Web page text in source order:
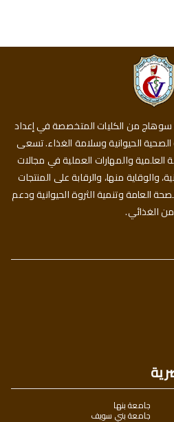
سوهاج من الكليات المتخصصة في إعداد
الحيوانية وسلامة الغذاء. تسعى
العلمية والمهارات العملية في مجالات
والوقاية منها، والرقابة على المنتجات
العامة وتنمية الثروة الحيوانية ودعم
الغذائي.
جامعة بنها
جامعة بني سويف